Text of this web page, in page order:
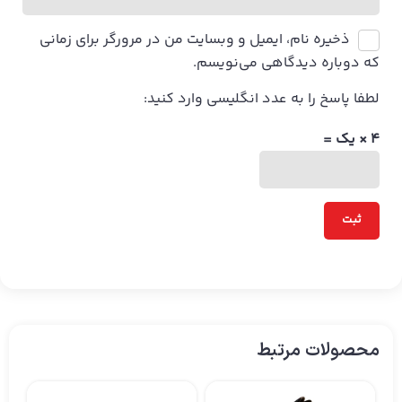
ذخیره نام، ایمیل و وبسایت من در مرورگر برای زمانی
که دوباره دیدگاهی می‌نویسم.
لطفا پاسخ را به عدد انگلیسی وارد کنید:
4 × یک =
محصولات مرتبط